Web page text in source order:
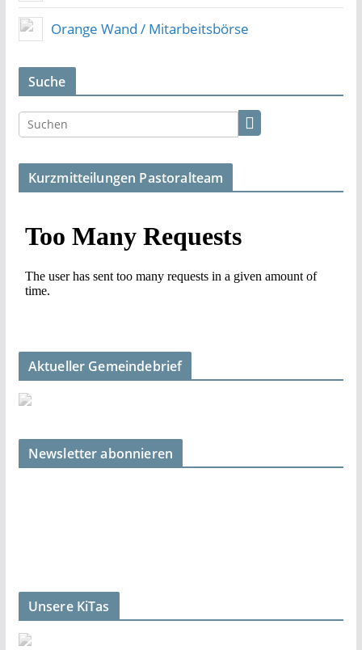
Orange Wand / Mitarbeitsbörse
Suche
Kurzmitteilungen Pastoralteam
Aktueller Gemeindebrief
Newsletter abonnieren
Unsere KiTas